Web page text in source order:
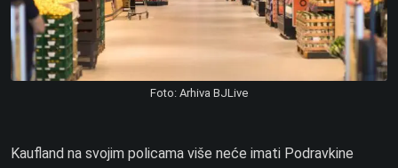
Foto: Arhiva BJLive
Kaufland na svojim policama više neće imati Podravkine